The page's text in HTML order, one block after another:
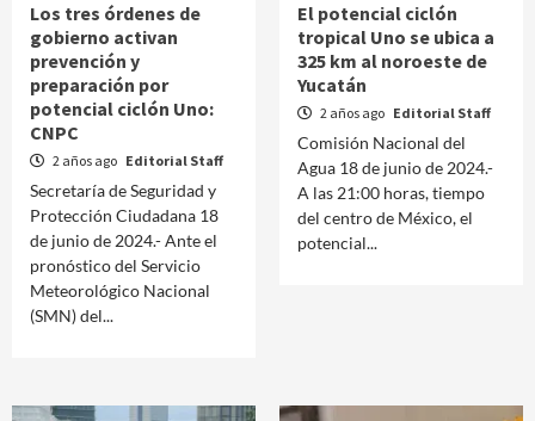
Los tres órdenes de
gobierno activan
prevención y
preparación por
potencial ciclón Uno:
CNPC
2 años ago Editorial Staff
Secretaría de Seguridad y
Protección Ciudadana 18
de junio de 2024.- Ante el
pronóstico del Servicio
Meteorológico Nacional
(SMN) del...
El potencial ciclón
tropical Uno se ubica a
325 km al noroeste de
Yucatán
2 años ago Editorial Staff
Comisión Nacional del
Agua 18 de junio de 2024.-
A las 21:00 horas, tiempo
del centro de México, el
potencial...